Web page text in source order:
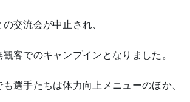
交流会が中止され、
客でのキャンプインとなりました。
選手たちは体力向上メニューのほか、